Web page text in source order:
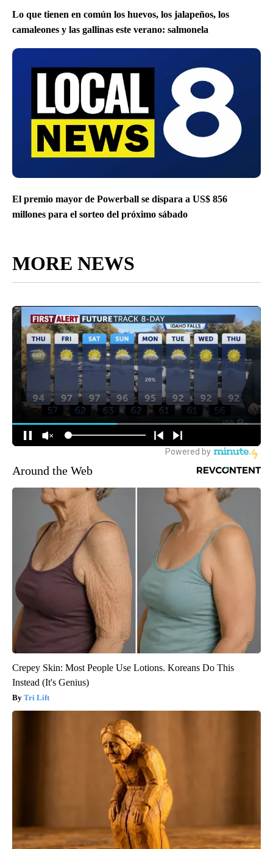
Lo que tienen en común los huevos, los jalapeños, los
camaleones y las gallinas este verano: salmonela
El premio mayor de Powerball se dispara a US$ 856
millones para el sorteo del próximo sábado
MORE NEWS
Around the Web
Crepey Skin: Most People Use Lotions. Koreans Do This
Instead (It's Genius)
Tri Lift